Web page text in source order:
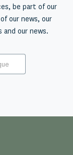
be part of our
our news, our
our news.